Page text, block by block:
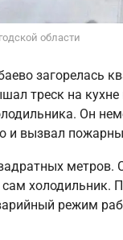
области
загорелась
треск на кухне
Он
и вызвал
холодильник.
режим